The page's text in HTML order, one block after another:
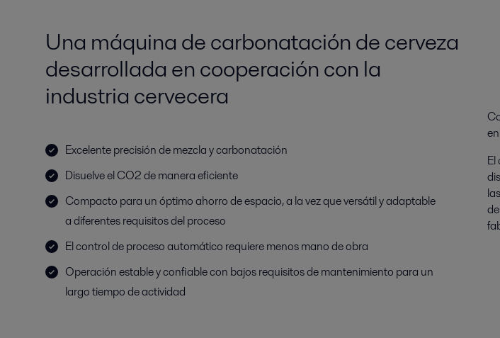
Una máquina de carbonatación de cerveza
desarrollada en cooperación con la
industria cervecera
Excelente precisión de mezcla y carbonatación
Disuelve el CO2 de manera eficiente
Compacto para un óptimo ahorro de espacio, a la vez que versátil y adaptable
a diferentes requisitos del proceso
El control de proceso automático requiere menos mano de obra
Operación estable y confiable con bajos requisitos de mantenimiento para un
largo tiempo de actividad